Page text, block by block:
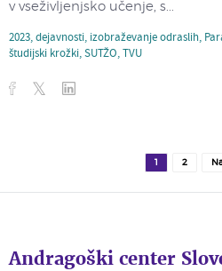
v vseživljenjsko učenje, s...
2023,dejavnosti, izobraževanje odraslih,
študijski krožki,SUTŽO,TVU
1 2
Andragoški center